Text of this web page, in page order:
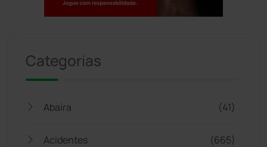
Categorias
Abaíra (41)
Acidentes (665)